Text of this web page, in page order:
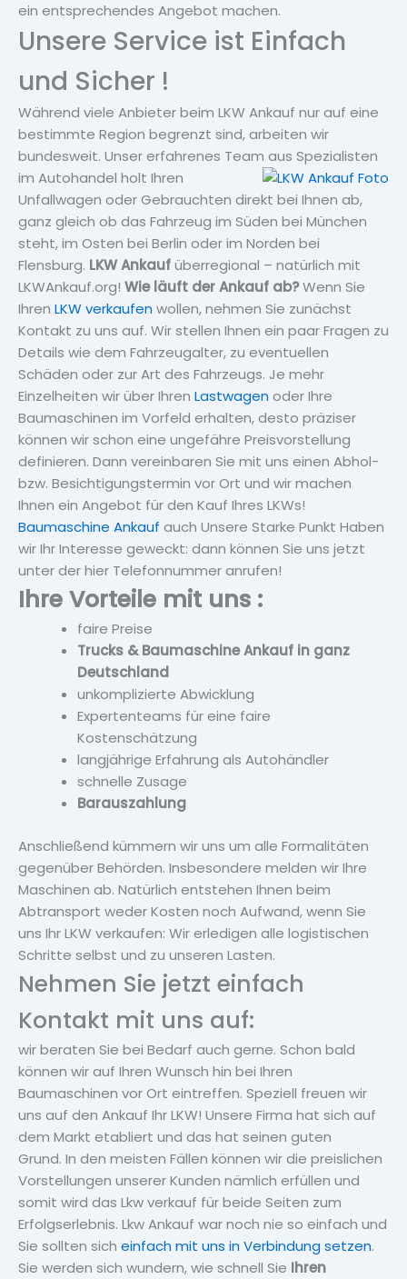
ein entsprechendes Angebot machen.
Unsere Service ist Einfach
und Sicher !
Während viele Anbieter beim LKW Ankauf nur auf eine
bestimmte Region begrenzt sind, arbeiten wir
bundesweit. Unser erfahrenes Team aus Spezialisten
im Autohandel holt Ihren
Unfallwagen oder Gebrauchten direkt bei Ihnen ab,
ganz gleich ob das Fahrzeug im Süden bei München
steht, im Osten bei Berlin oder im Norden bei
Flensburg. LKW Ankaufüberregional – natürlich mit
LKWAnkauf.org! Wie läuft der Ankauf ab?Wenn Sie
Ihren LKW verkaufen wollen, nehmen Sie zunächst
Kontakt zu uns auf. Wir stellen Ihnen ein paar Fragen zu
Details wie dem Fahrzeugalter, zu eventuellen
Schäden oder zur Art des Fahrzeugs. Je mehr
Einzelheiten wir über Ihren Lastwagen oder Ihre
Baumaschinen im Vorfeld erhalten, desto präziser
können wir schon eine ungefähre Preisvorstellung
definieren. Dann vereinbaren Sie mit uns einen Abhol-
bzw. Besichtigungstermin vor Ort und wir machen
Ihnen ein Angebot für den Kauf Ihres LKWs!
Baumaschine Ankauf auch Unsere Starke Punkt Haben
wir Ihr Interesse geweckt: dann können Sie uns jetzt
unter der hier Telefonnummer anrufen!
Ihre Vorteile mit uns :
faire Preise
Trucks & Baumaschine Ankauf in ganz
Deutschland
unkomplizierte Abwicklung
Expertenteams für eine faire
Kostenschätzung
langjährige Erfahrung als Autohändler
schnelle Zusage
Barauszahlung
Anschließend kümmern wir uns um alle Formalitäten
gegenüber Behörden. Insbesondere melden wir Ihre
Maschinen ab. Natürlich entstehen Ihnen beim
Abtransport weder Kosten noch Aufwand, wenn Sie
uns Ihr LKW verkaufen: Wir erledigen alle logistischen
Schritte selbst und zu unseren Lasten.
Nehmen Sie jetzt einfach
Kontakt mit uns auf:
wir beraten Sie bei Bedarf auch gerne. Schon bald
können wir auf Ihren Wunsch hin bei Ihren
Baumaschinen vor Ort eintreffen. Speziell freuen wir
uns auf den Ankauf Ihr LKW! Unsere Firma hat sich auf
dem Markt etabliert und das hat seinen guten
Grund. In den meisten Fällen können wir die preislichen
Vorstellungen unserer Kunden nämlich erfüllen und
somit wird das Lkw verkauf für beide Seiten zum
Erfolgserlebnis. Lkw Ankauf war noch nie so einfach und
Sie sollten sich einfach mit uns in Verbindung setzen.
Sie werden sich wundern, wie schnell Sie Ihren